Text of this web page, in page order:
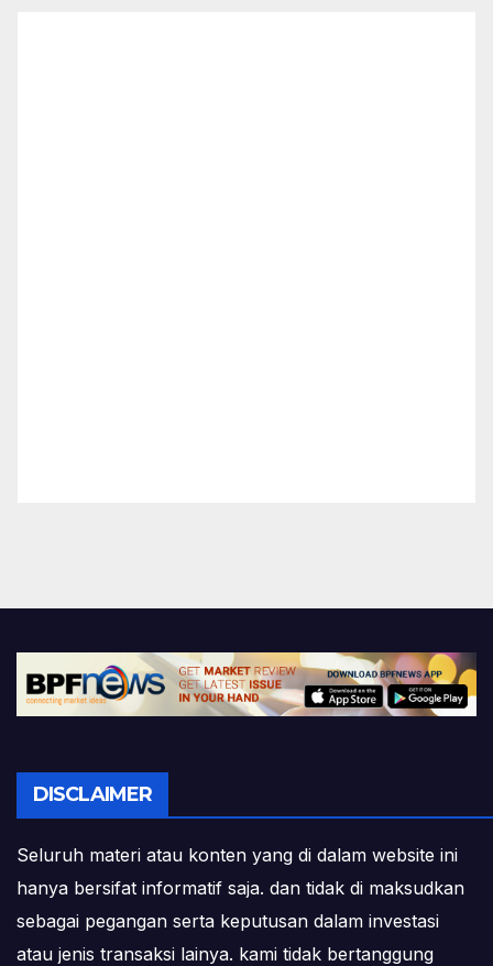
DISCLAIMER
Seluruh materi atau konten yang di dalam website ini
hanya bersifat informatif saja. dan tidak di maksudkan
sebagai pegangan serta keputusan dalam investasi
atau jenis transaksi lainya. kami tidak bertanggung